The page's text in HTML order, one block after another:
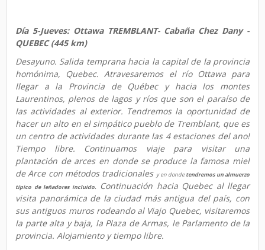
Día 5-Jueves: Ottawa TREMBLANT- Cabaña Chez Dany -
QUEBEC (445 km)
Desayuno. Salida temprana hacia la capital de la provincia
homónima, Quebec. Atravesaremos el río Ottawa para
llegar a la Provincia de Québec y hacia los montes
Laurentinos, plenos de lagos y ríos que son el paraíso de
las actividades al exterior. Tendremos la oportunidad de
hacer un alto en el simpático pueblo de Tremblant, que es
un centro de actividades durante las 4 estaciones del ano!
Tiempo libre. Continuamos viaje para visitar una
plantación de arces en donde se produce la famosa miel
de Arce con métodos tradicionales y en dondetendremos un almuerzo
típico de leñadores incluido.
Continuación hacia Quebec al llegar
visita panorámica de la ciudad más antigua del país, con
sus antiguos muros rodeando al Viajo Quebec, visitaremos
la parte alta y baja, la Plaza de Armas, le Parlamento de la
provincia. Alojamiento y tiempo libre.